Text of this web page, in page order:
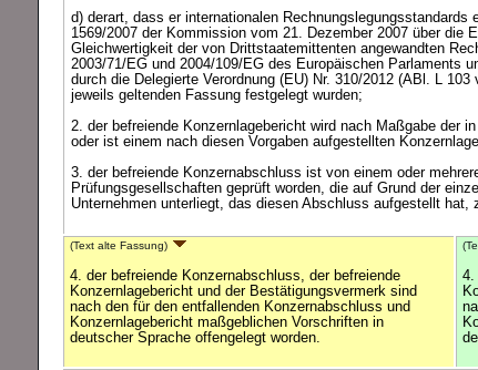
d) derart, dass er internationalen Rechnungslegungsstandards
1569/2007 der Kommission vom 21. Dezember 2007 über die
Gleichwertigkeit der von Drittstaatemittenten angewandten
2003/71/EG und 2004/109/EG des Europäischen Parlaments
durch die Delegierte Verordnung (EU) Nr. 310/2012 (ABl. L
jeweils geltenden Fassung festgelegt wurden;
2. der befreiende Konzernlagebericht wird nach Maßgabe der
oder ist einem nach diesen Vorgaben aufgestellten
3. der befreiende Konzernabschluss ist von einem oder
Prüfungsgesellschaften geprüft worden, die auf Grund der
Unternehmen unterliegt, das diesen Abschluss aufgestellt
(Text alte Fassung)
4. der befreiende Konzernabschluss, der befreiende
Konzernlagebericht und der Bestätigungsvermerk sind
nach den für den entfallenden Konzernabschluss und
Konzernlagebericht maßgeblichen Vorschriften in
deutscher Sprache offengelegt worden.
4.